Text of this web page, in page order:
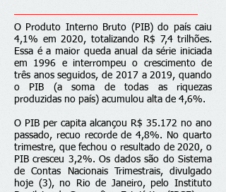
O Produto Interno Bruto (PIB) do país caiu
4,1% em 2020, totalizando R$ 7,4 trilhões.
Essa é a maior queda anual da série iniciada
em 1996 e interrompeu o crescimento de
três anos seguidos, de 2017 a 2019, quando
o PIB (a soma de todas as riquezas
produzidas no país) acumulou alta de 4,6%.
O PIB per capita alcançou R$ 35.172 no ano
passado, recuo recorde de 4,8%. No quarto
trimestre, que fechou o resultado de 2020, o
PIB cresceu 3,2%. Os dados são do Sistema
de Contas Nacionais Trimestrais, divulgado
hoje (3), no Rio de Janeiro, pelo Instituto